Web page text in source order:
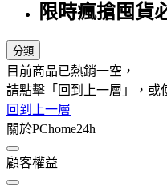
限時瘋搶囤貨
分類
目前商品已熱銷一空，
請點擊「回到上一層」，或
回到上一層
關於PChome24h
顧客權益